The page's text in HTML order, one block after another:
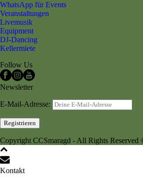
WhatsApp für Events
Veranstaltungen
Livemusik
Equipment
DJ-Dancing
Kellermiete
Follow Us
Newsletter
E-Mail-Adresse:
Copyright CCSmaragd - All Rights Reserved
Kontakt